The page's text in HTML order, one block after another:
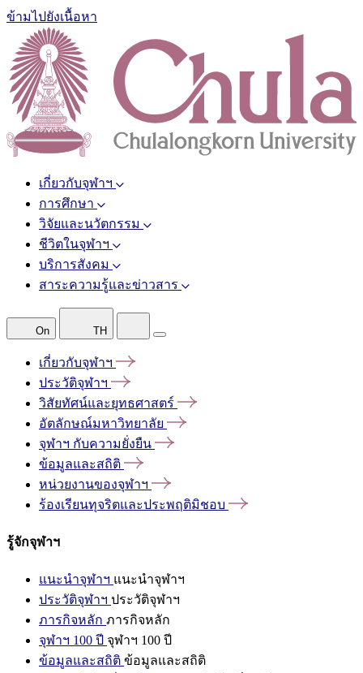
ข้ามไปยังเนื้อหา
เกี่ยวกับจุฬาฯ
การศึกษา
วิจัยและนวัตกรรม
ชีวิตในจุฬาฯ
บริการสังคม
สาระความรู้และข่าวสาร
On TH
เกี่ยวกับจุฬาฯ
ประวัติจุฬาฯ
วิสัยทัศน์และยุทธศาสตร์
อัตลักษณ์มหาวิทยาลัย
จุฬาฯ กับความยั่งยืน
ข้อมูลและสถิติ
หน่วยงานของจุฬาฯ
ร้องเรียนทุจริตและประพฤติมิชอบ
รู้จักจุฬาฯ
แนะนำจุฬาฯ แนะนำจุฬาฯ
ประวัติจุฬาฯ ประวัติจุฬาฯ
ภารกิจหลัก ภารกิจหลัก
จุฬาฯ 100 ปี จุฬาฯ 100 ปี
ข้อมูลและสถิติ ข้อมูลและสถิติ